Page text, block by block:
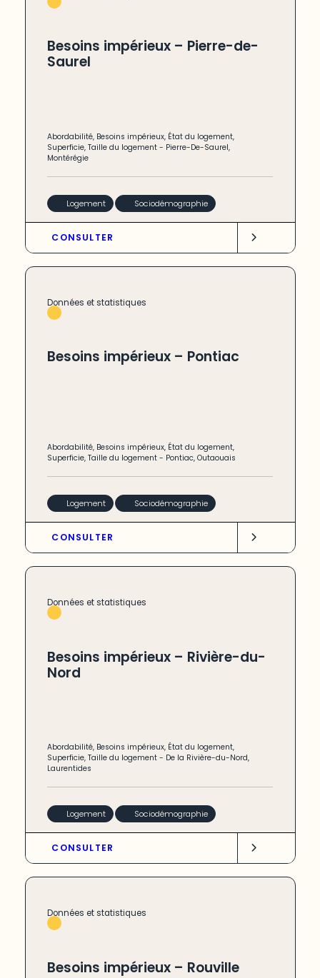
Besoins impérieux – Pierre-de-
Saurel
Abordabilité, Besoins impérieux, État du logement,
Superficie,Taille du logement - Pierre-De-Saurel,
Montérégie
Logement Sociodémographie
CONSULTER
Données et statistiques
Besoins impérieux – Pontiac
Abordabilité, Besoins impérieux, État du logement,
Superficie,Taille du logement - Pontiac,Outaouais
Logement Sociodémographie
CONSULTER
Données et statistiques
Besoins impérieux – Rivière-du-
Nord
Abordabilité, Besoins impérieux, État du logement,
Superficie,Taille du logement - De la Rivière-du-Nord,
Laurentides
Logement Sociodémographie
CONSULTER
Données et statistiques
Besoins impérieux – Rouville